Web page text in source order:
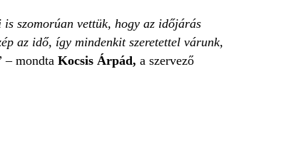
szomorúan vettük, hogy az időjárás
az idő, így mindenkit szeretettel várunk,
– mondta Kocsis Árpád, a szervező